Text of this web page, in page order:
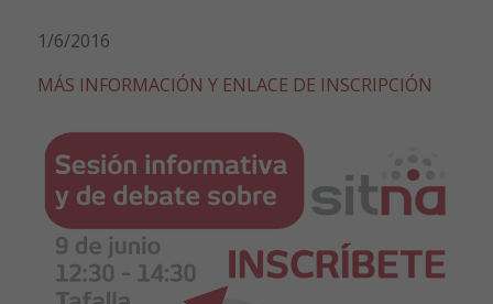
1/6/2016
MÁS INFORMACIÓN Y ENLACE DE INSCRIPCIÓN